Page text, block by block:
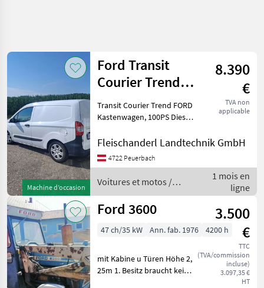
Machine d’occasion
Ford Transit
Courier Trend
Kastenwagen
8.390
€
TVA non
applicable
Transit Courier Trend FORD
Kastenwagen, 100PS Diesel,
Weiß, , schöner gepflegter
Klima, Radio , Flügeltüren
Fleischanderl Landtechnik GmbH
4722 Peuerbach
Voitures et motos /
Ford
1 mois en
ligne
Ford 3600
3.500
€
TTC
(TVA/commission
incluse)
3.097,35 €
HT
47 ch/35 kW Ann. fab. 1976 4200 h
mit Kabine u Türen Höhe 2,
25m 1. Besitz braucht kein